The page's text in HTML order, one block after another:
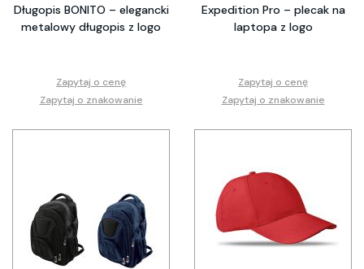
Długopis BONITO – elegancki
metalowy długopis z logo
Zapytaj o cenę
Zapytaj o znakowanie
Expedition Pro – plecak na
laptopa z logo
Zapytaj o cenę
Zapytaj o znakowanie